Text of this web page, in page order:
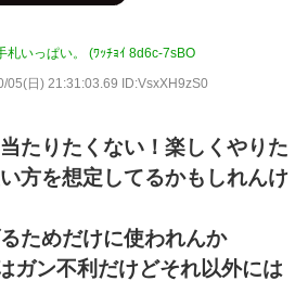
札いっぱい。 (ﾜｯﾁｮｲ 8d6c-7sBO
05(日) 21:31:03.69 ID:VsxXH9zS0
たりたくない！楽しくやりた
方を想定してるかもしれんけ
ためだけに使われんか
ガン不利だけどそれ以外には